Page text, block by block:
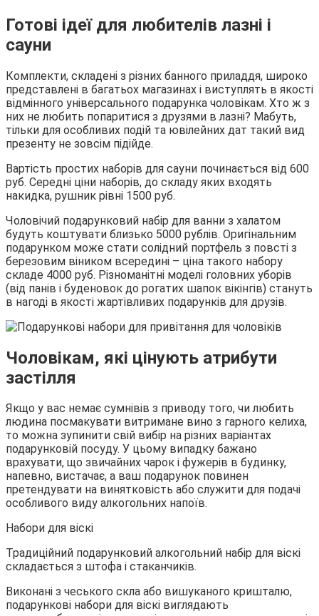
Готові ідеї для любителів лазні і
сауни
Комплекти, складені з різних банного приладдя, широко
представлені в багатьох магазинах і виступлять в якості
відмінного універсального подарунка чоловікам. Хто ж з
них не любить попаритися з друзями в лазні? Мабуть,
тільки для особливих подій та ювілейних дат такий вид
презенту не зовсім підійде.
Вартість простих наборів для сауни починається від 600
руб. Середні ціни наборів, до складу яких входять
накидка, рушник рівні 1500 руб.
Чоловічий подарунковий набір для ванни з халатом
будуть коштувати близько 5000 рублів. Оригінальним
подарунком може стати солідний портфель з повсті з
березовим віником всередині – ціна такого набору
складе 4000 руб. Різноманітні моделі головних уборів
(від панів і буденовок до рогатих шапок вікінгів) стануть
в нагоді в якості жартівливих подарунків для друзів.
Чоловікам, які цінують атрибути
застілля
Якщо у вас немає сумнівів з приводу того, чи любить
людина посмакувати витримане вино з гарного келиха,
то можна зупинити свій вибір на різних варіантах
подарунковій посуду. У цьому випадку бажано
врахувати, що звичайних чарок і фужерів в будинку,
напевно, вистачає, а ваш подарунок повинен
претендувати на винятковість або служити для подачі
особливого виду алкогольних напоїв.
Набори для віскі
Традиційний подарунковий алкогольний набір для віскі
складається з штофа і стаканчиків.
Виконані з чеського скла або вишуканого кришталю,
подарункові набори для віскі виглядають